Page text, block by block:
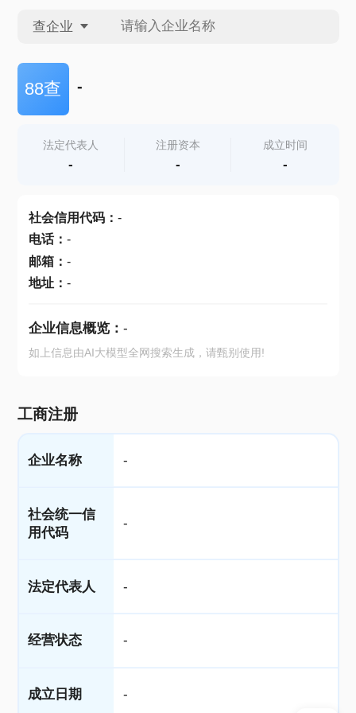
查企业
查企业
查产地
88查 -
法定代表人
-
注册资本
-
成立时间
-
社会信用代码： -
电话： -
邮箱： -
地址： -
企业信息概览： -
如上信息由AI大模型全网搜索生成，请甄别使用!
工商注册
企业名称 -
社会统一信
用代码
-
法定代表人 -
经营状态 -
成立日期 -